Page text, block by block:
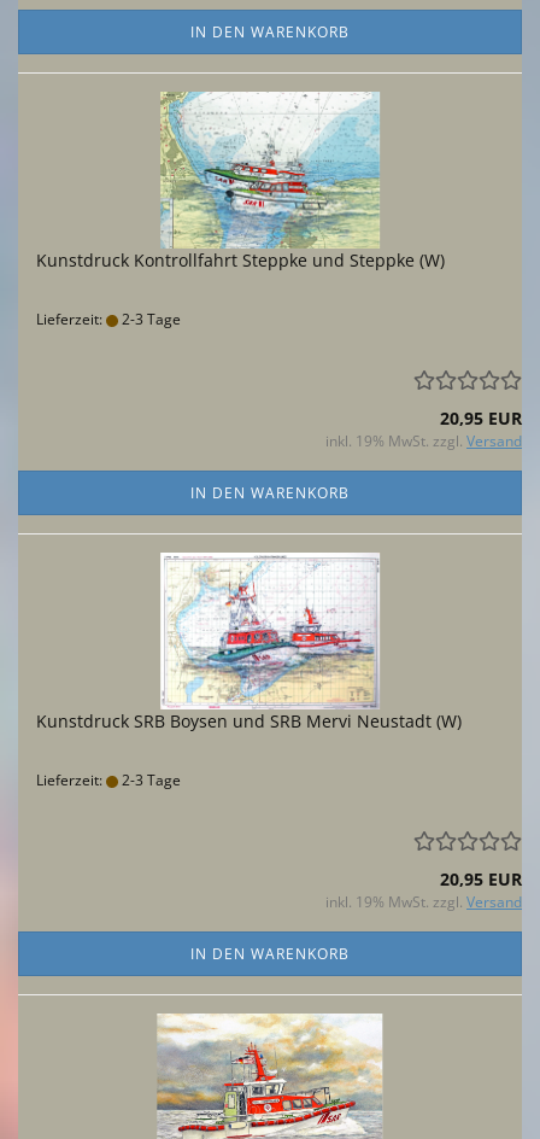
IN DEN WARENKORB
Kunstdruck Kontrollfahrt Steppke und Steppke (W)
Lieferzeit: 2-3 Tage
20,95 EUR
inkl. 19% MwSt. zzgl. Versand
IN DEN WARENKORB
Kunstdruck SRB Boysen und SRB Mervi Neustadt (W)
Lieferzeit: 2-3 Tage
20,95 EUR
inkl. 19% MwSt. zzgl. Versand
IN DEN WARENKORB